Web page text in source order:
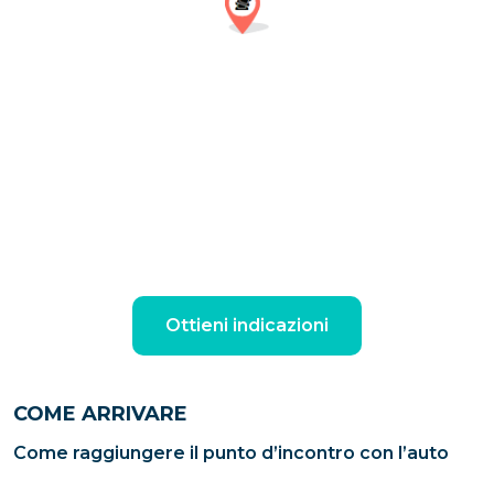
Ottieni indicazioni
COME ARRIVARE
Come raggiungere il punto d’incontro con l’auto